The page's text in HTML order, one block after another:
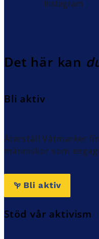
Instagram
Det här kan
Bli aktiv
Återställ Våtmarker
människor som
Bli aktiv
Stöd vår aktivism